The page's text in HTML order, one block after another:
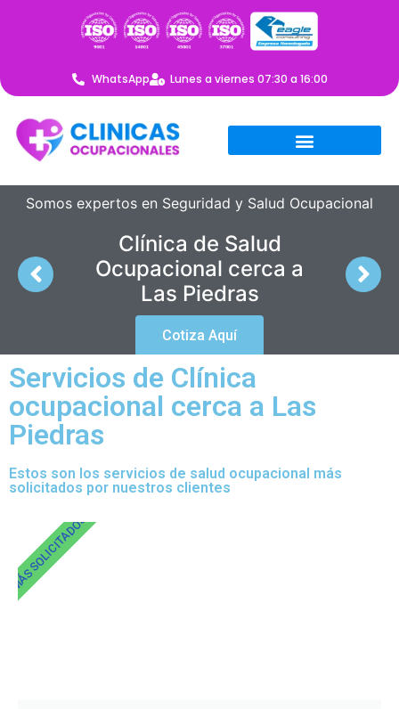
WhatsApp Lunes a viernes 07:30 a 16:00
Somos expertos en Seguridad y Salud Ocupacional
Clínica de Salud
Ocupacional cerca a
Las Piedras
Cotiza Aquí
Servicios de Clínica
ocupacional cerca a Las
Piedras
Estos son los servicios de salud ocupacional más
solicitados por nuestros clientes
MÁS SOLICITADOS